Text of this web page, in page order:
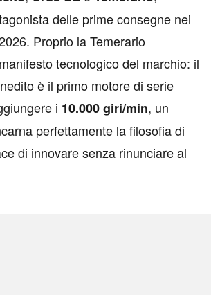
delle prime consegne nei
Proprio la Temerario
tecnologico del marchio: il
è il primo motore di serie
i 10.000 giri/min, un
perfettamente la filosofia di
di innovare senza rinunciare al